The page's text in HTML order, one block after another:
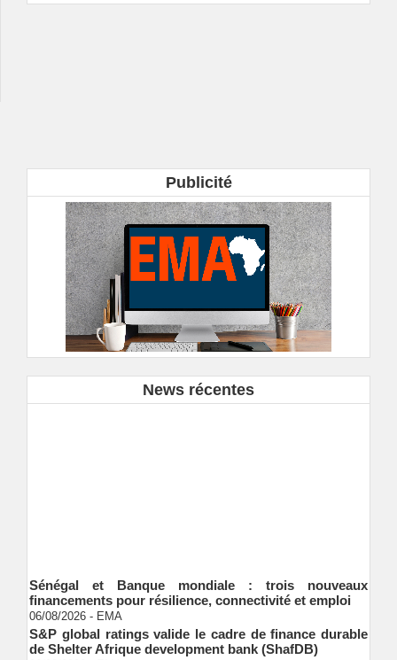
Publicité
News récentes
Sénégal et Banque mondiale : trois nouveaux
financements pour résilience, connectivité et emploi
06/08/2026 EMA
S&P global ratings valide le cadre de finance durable
de Shelter Afrique development bank (ShafDB)